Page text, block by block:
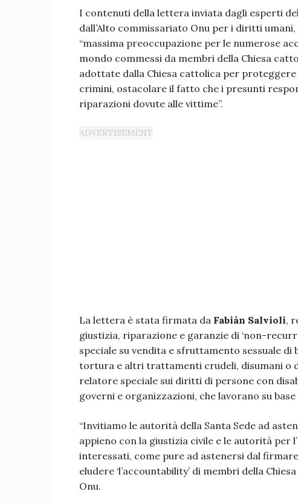
I contenuti della lettera inviata dagli esperti
dall’Alto commissariato Onu per i diritti
“massima preoccupazione per le numerose
mondo commessi da membri della Chiesa
adottate dalla Chiesa cattolica per
crimini, ostacolare il fatto che i presunti
riparazioni dovute alle vittime”.
La lettera è stata firmata da Fabián Salvioli,
giustizia, riparazione e garanzie di ‘non-
speciale su vendita e sfruttamento sessuale di
tortura e altri trattamenti crudeli, disumani o
relatore speciale sui diritti di persone con
governi e organizzazioni, che lavorano su
“Invitiamo le autorità della Santa Sede ad
appieno con la giustizia civile e le autorità per
interessati, come pure ad astenersi dal
eludere ‘l’accountability’ di membri della
Onu.